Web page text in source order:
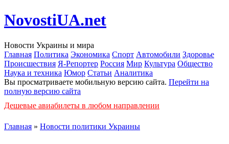
NovostiUA.net
Новости Украины и мира
Главная Политика Экономика Спорт Автомобили Здоровье
Происшествия Я-Репортер Россия Мир Культура Общество
Наука и техника Юмор Статьи Аналитика
Вы просматриваете мобильную версию сайта. Перейти на
полную версию сайта
Дешевые авиабилеты в любом направлении
Главная » Новости политики Украины